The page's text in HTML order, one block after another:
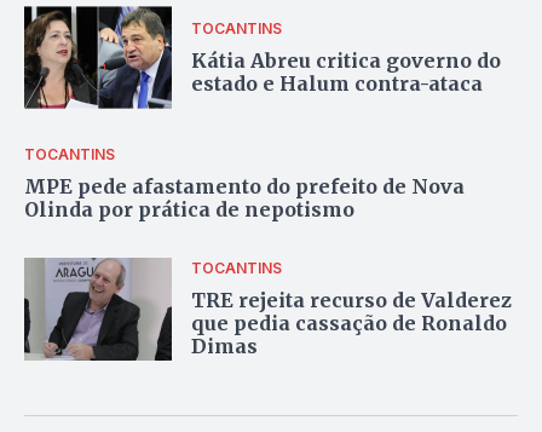
TOCANTINS
Kátia Abreu critica governo do
estado e Halum contra-ataca
TOCANTINS
MPE pede afastamento do prefeito de Nova
Olinda por prática de nepotismo
TOCANTINS
TRE rejeita recurso de Valderez
que pedia cassação de Ronaldo
Dimas